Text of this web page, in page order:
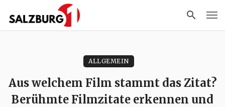
ALLGEMEIN
Aus welchem Film stammt das Zitat?
Berühmte Filmzitate erkennen und